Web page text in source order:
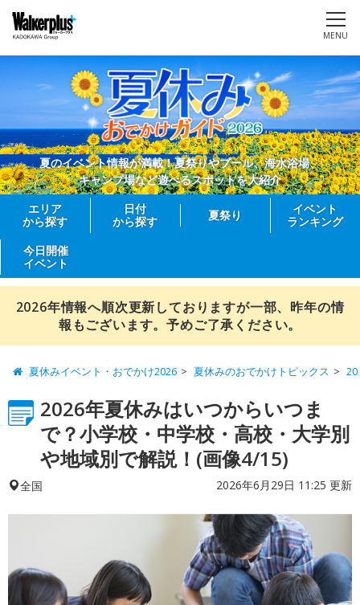
MENU
夏のイベント情報が満載！夏祭りやプール、海水浴場、
キャンプ場など遊べるスポットを大紹介
エリア
から探す
日付
から探す
夏祭り
イベント
ランキング
今日開催
イベント
2026年情報へ順次更新しておりますが一部、昨年の情
報もございます。予めご了承ください。
夏休みイベント・おでかけ2026 夏休みのおでかけトピックス
2026年夏休みはいつからいつま
で？小学校・中学校・高校・大学別
や地域別で解説！(画像4/15)
全国 2026年6月29日 11:25 更新